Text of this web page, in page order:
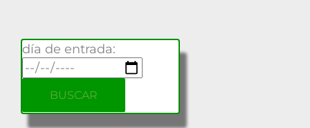
día de entrada: